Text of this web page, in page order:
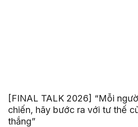
[FINAL TALK 2026] “Mỗi
chiến, hãy bước ra với tư thế
thắng”